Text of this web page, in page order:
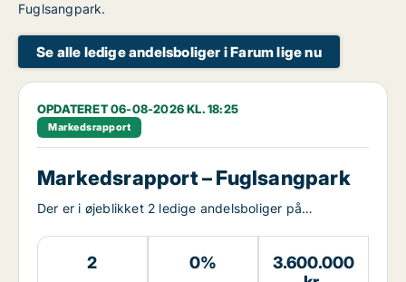
Fuglsangpark.
Se alle ledige andelsboliger i Farum lige nu
OPDATERET 06-08-2026 KL. 18:25
Markedsrapport
Markedsrapport – Fuglsangpark
Der er i øjeblikket 2 ledige andelsboliger på
2 0%
3.600.000